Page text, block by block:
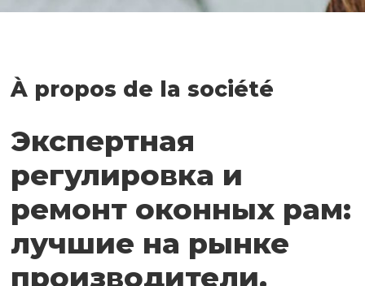
À propos de la société
Экспертная
регулировка и
ремонт оконных рам:
лучшие на рынке
производители,